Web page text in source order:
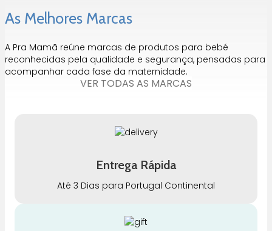
As Melhores Marcas
A Pra Mamã reúne marcas de produtos para bebé
reconhecidas pela qualidade e segurança, pensadas para
acompanhar cada fase da maternidade.
VER TODAS AS MARCAS
Entrega Rápida
Até 3 Dias para Portugal Continental